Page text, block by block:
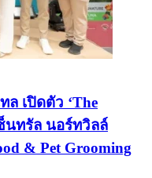
ล เปิดตัว ‘The
นทรัล นอร์ทวิลล์
& Pet Grooming